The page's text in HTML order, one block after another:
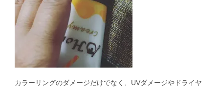
カラーリングのダメージだけでなく、UVダメージやドライヤ